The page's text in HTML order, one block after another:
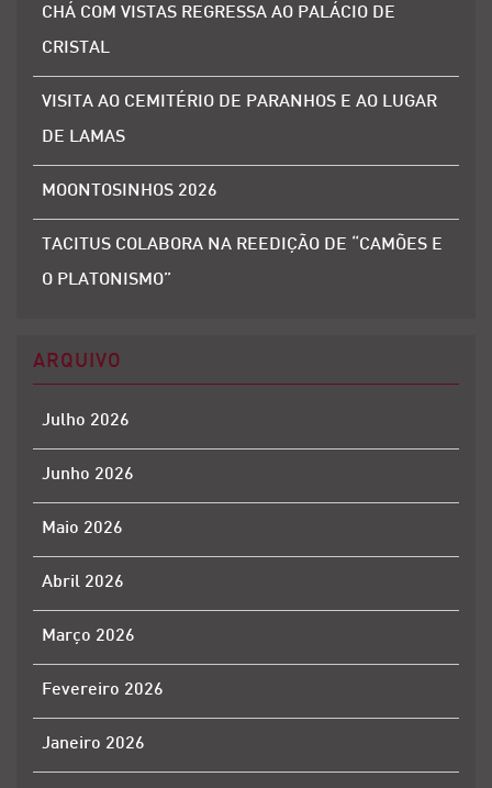
CHÁ COM VISTAS REGRESSA AO PALÁCIO DE
CRISTAL
VISITA AO CEMITÉRIO DE PARANHOS E AO LUGAR
DE LAMAS
MOONTOSINHOS 2026
TACITUS COLABORA NA REEDIÇÃO DE “CAMÕES E
O PLATONISMO”
ARQUIVO
Julho 2026
Junho 2026
Maio 2026
Abril 2026
Março 2026
Fevereiro 2026
Janeiro 2026